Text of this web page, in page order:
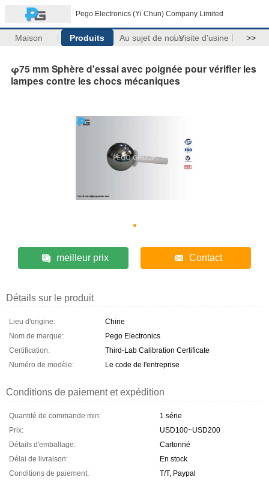
Pego Electronics (Yi Chun) Company Limited
Maison Produits Au sujet de nousVisite d'usine >>
φ75 mm Sphère d'essai avec poignée pour vérifier les
lampes contre les chocs mécaniques
meilleur prix Contact
Détails sur le produit
Lieu d'origine:
Chine
Nom de marque:
Pego Electronics
Certification:
Third-Lab Calibration Certificate
Numéro de modèle:
Le code de l'entreprise
Conditions de paiement et expédition
Quantité de commande min:
1 série
Prix:
USD100~USD200
Détails d'emballage:
Cartonné
Délai de livraison:
En stock
Conditions de paiement:
T/T, Paypal